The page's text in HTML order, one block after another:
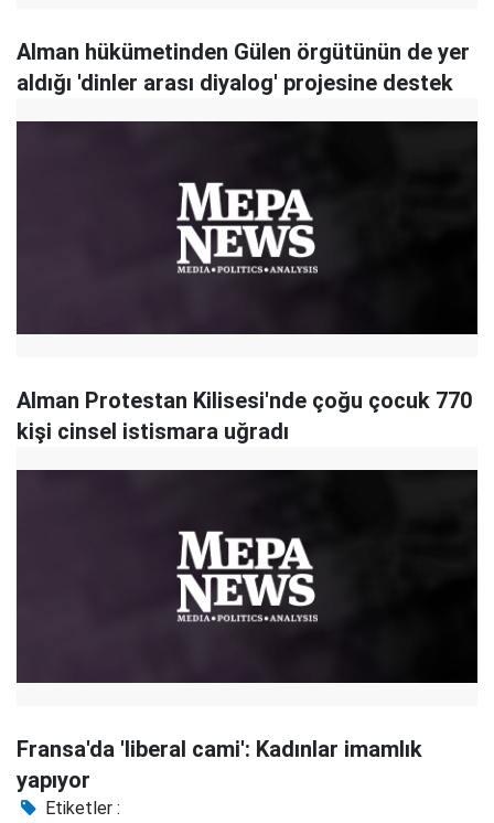
Alman hükümetinden Gülen örgütünün de yer
aldığı 'dinler arası diyalog' projesine destek
Alman Protestan Kilisesi'nde çoğu çocuk 770
kişi cinsel istismara uğradı
Fransa'da 'liberal cami': Kadınlar imamlık
yapıyor
Etiketler :